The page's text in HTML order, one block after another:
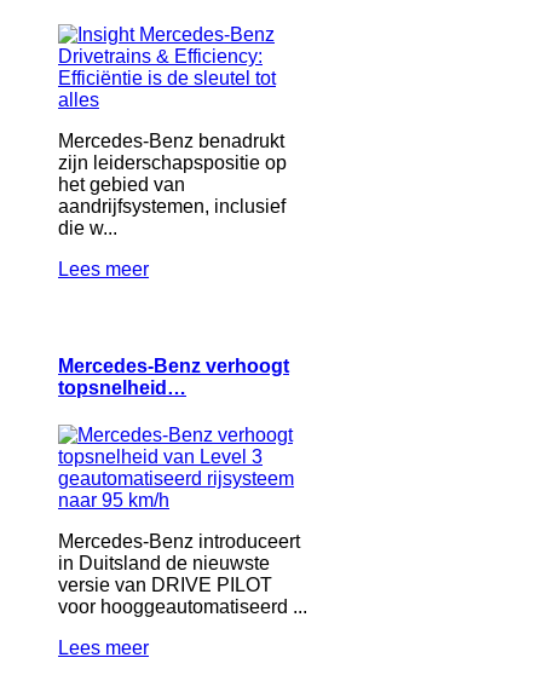
Mercedes-Benz benadrukt
zijn leiderschapspositie op
het gebied van
aandrijfsystemen, inclusief
die w...
Lees meer
Mercedes-Benz verhoogt
topsnelheid…
Mercedes-Benz introduceert
in Duitsland de nieuwste
versie van DRIVE PILOT
voor hooggeautomatiseerd ...
Lees meer